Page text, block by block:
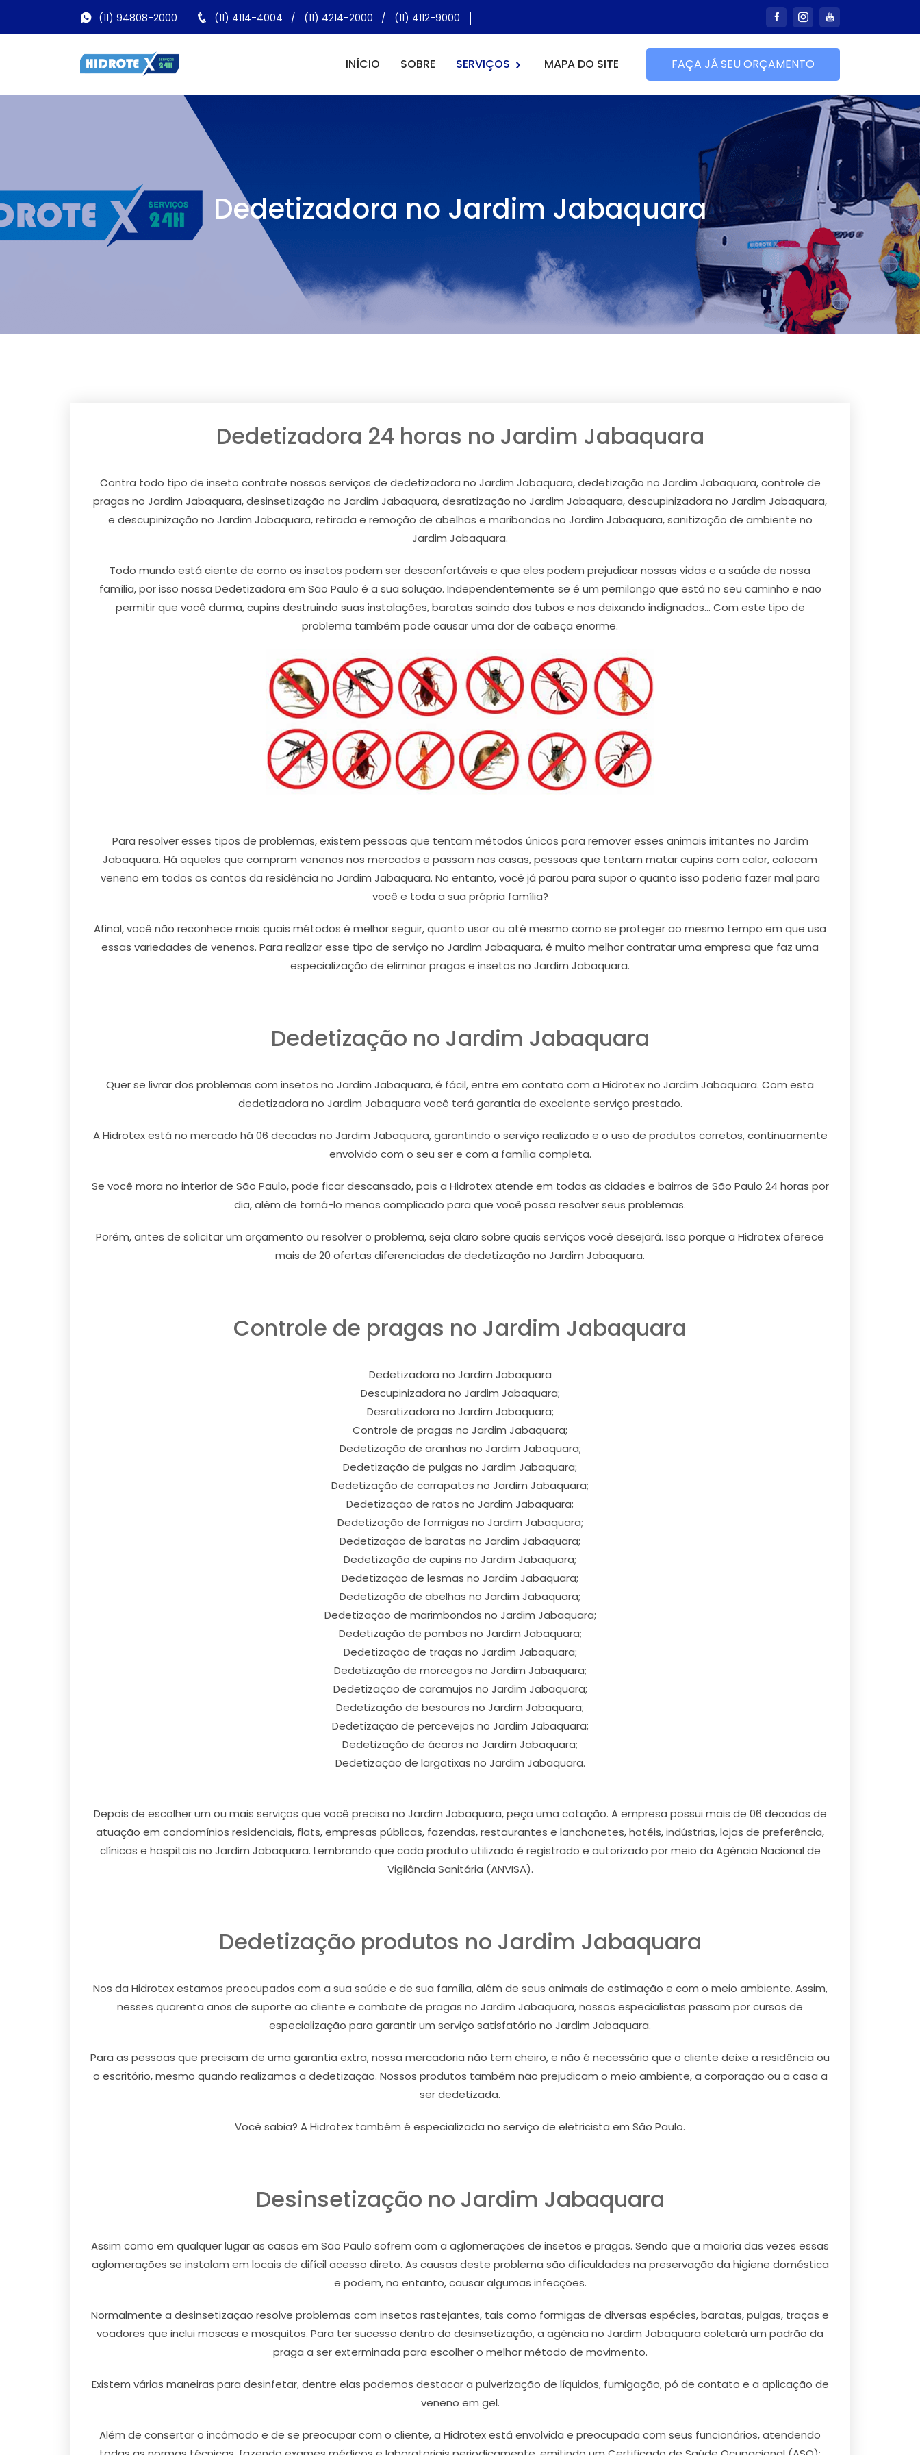
(11) 94808-2000 (11) 4114-4004 / (11) 4214-2000 / (11) 4112-9000
INÍCIO SOBRE SERVIÇOS MAPA DO SITE FAÇA JÁ SEU ORÇAMENTO
Dedetizadora no Jardim Jabaquara
Dedetizadora 24 horas no Jardim Jabaquara
Contra todo tipo de inseto contrate nossos serviços de dedetizadora no Jardim Jabaquara, dedetização no Jardim Jabaquara, controle de
pragas no Jardim Jabaquara, desinsetização no Jardim Jabaquara, desratização no Jardim Jabaquara, descupinizadora no Jardim Jabaquara,
e descupinização no Jardim Jabaquara, retirada e remoção de abelhas e maribondos no Jardim Jabaquara, sanitização de ambiente no
Jardim Jabaquara.
Todo mundo está ciente de como os insetos podem ser desconfortáveis e que eles podem prejudicar nossas vidas e a saúde de nossa
família, por isso nossa Dedetizadora em São Paulo é a sua solução. Independentemente se é um pernilongo que está no seu caminho e não
permitir que você durma, cupins destruindo suas instalações, baratas saindo dos tubos e nos deixando indignados... Com este tipo de
problema também pode causar uma dor de cabeça enorme.
Para resolver esses tipos de problemas, existem pessoas que tentam métodos únicos para remover esses animais irritantes no Jardim
Jabaquara. Há aqueles que compram venenos nos mercados e passam nas casas, pessoas que tentam matar cupins com calor, colocam
veneno em todos os cantos da residência no Jardim Jabaquara. No entanto, você já parou para supor o quanto isso poderia fazer mal para
você e toda a sua própria família?
Afinal, você não reconhece mais quais métodos é melhor seguir, quanto usar ou até mesmo como se proteger ao mesmo tempo em que usa
essas variedades de venenos. Para realizar esse tipo de serviço no Jardim Jabaquara, é muito melhor contratar uma empresa que faz uma
especialização de eliminar pragas e insetos no Jardim Jabaquara.
Dedetização no Jardim Jabaquara
Quer se livrar dos problemas com insetos no Jardim Jabaquara, é fácil, entre em contato com a Hidrotex no Jardim Jabaquara. Com esta
dedetizadora no Jardim Jabaquara você terá garantia de excelente serviço prestado.
A Hidrotex está no mercado há 06 decadas no Jardim Jabaquara, garantindo o serviço realizado e o uso de produtos corretos, continuamente
envolvido com o seu ser e com a família completa.
Se você mora no interior de São Paulo, pode ficar descansado, pois a Hidrotex atende em todas as cidades e bairros de São Paulo 24 horas por
dia, além de torná-lo menos complicado para que você possa resolver seus problemas.
Porém, antes de solicitar um orçamento ou resolver o problema, seja claro sobre quais serviços você desejará. Isso porque a Hidrotex oferece
mais de 20 ofertas diferenciadas de dedetização no Jardim Jabaquara.
Controle de pragas no Jardim Jabaquara
Dedetizadora no Jardim Jabaquara
Descupinizadora no Jardim Jabaquara;
Desratizadora no Jardim Jabaquara;
Controle de pragas no Jardim Jabaquara;
Dedetização de aranhas no Jardim Jabaquara;
Dedetização de pulgas no Jardim Jabaquara;
Dedetização de carrapatos no Jardim Jabaquara;
Dedetização de ratos no Jardim Jabaquara;
Dedetização de formigas no Jardim Jabaquara;
Dedetização de baratas no Jardim Jabaquara;
Dedetização de cupins no Jardim Jabaquara;
Dedetização de lesmas no Jardim Jabaquara;
Dedetização de abelhas no Jardim Jabaquara;
Dedetização de marimbondos no Jardim Jabaquara;
Dedetização de pombos no Jardim Jabaquara;
Dedetização de traças no Jardim Jabaquara;
Dedetização de morcegos no Jardim Jabaquara;
Dedetização de caramujos no Jardim Jabaquara;
Dedetização de besouros no Jardim Jabaquara;
Dedetização de percevejos no Jardim Jabaquara;
Dedetização de ácaros no Jardim Jabaquara;
Dedetização de largatixas no Jardim Jabaquara.
Depois de escolher um ou mais serviços que você precisa no Jardim Jabaquara, peça uma cotação. A empresa possui mais de 06 decadas de
atuação em condomínios residenciais, flats, empresas públicas, fazendas, restaurantes e lanchonetes, hotéis, indústrias, lojas de preferência,
clínicas e hospitais no Jardim Jabaquara. Lembrando que cada produto utilizado é registrado e autorizado por meio da Agência Nacional de
Vigilância Sanitária (ANVISA).
Dedetização produtos no Jardim Jabaquara
Nos da Hidrotex estamos preocupados com a sua saúde e de sua família, além de seus animais de estimação e com o meio ambiente. Assim,
nesses quarenta anos de suporte ao cliente e combate de pragas no Jardim Jabaquara, nossos especialistas passam por cursos de
especialização para garantir um serviço satisfatório no Jardim Jabaquara.
Para as pessoas que precisam de uma garantia extra, nossa mercadoria não tem cheiro, e não é necessário que o cliente deixe a residência ou
o escritório, mesmo quando realizamos a dedetização. Nossos produtos também não prejudicam o meio ambiente, a corporação ou a casa a
ser dedetizada.
Você sabia? A Hidrotex também é especializada no serviço de eletricista em São Paulo.
Desinsetização no Jardim Jabaquara
Assim como em qualquer lugar as casas em São Paulo sofrem com a aglomerações de insetos e pragas. Sendo que a maioria das vezes essas
aglomerações se instalam em locais de difícil acesso direto. As causas deste problema são dificuldades na preservação da higiene doméstica
e podem, no entanto, causar algumas infecções.
Normalmente a desinsetizaçao resolve problemas com insetos rastejantes, tais como formigas de diversas espécies, baratas, pulgas, traças e
voadores que inclui moscas e mosquitos. Para ter sucesso dentro do desinsetização, a agência no Jardim Jabaquara coletará um padrão da
praga a ser exterminada para escolher o melhor método de movimento.
Existem várias maneiras para desinfetar, dentre elas podemos destacar a pulverização de líquidos, fumigação, pó de contato e a aplicação de
veneno em gel.
Além de consertar o incômodo e de se preocupar com o cliente, a Hidrotex está envolvida e preocupada com seus funcionários, atendendo